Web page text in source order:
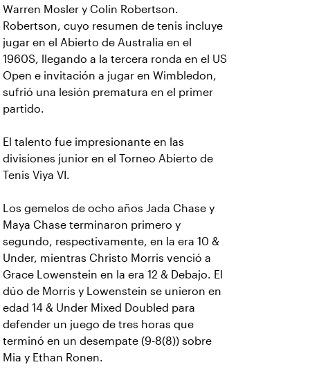
Warren Mosler y Colin Robertson.
Robertson, cuyo resumen de tenis incluye
jugar en el Abierto de Australia en el
1960S, llegando a la tercera ronda en el US
Open e invitación a jugar en Wimbledon,
sufrió una lesión prematura en el primer
partido.
El talento fue impresionante en las
divisiones junior en el Torneo Abierto de
Tenis Viya VI.
Los gemelos de ocho años Jada Chase y
Maya Chase terminaron primero y
segundo, respectivamente, en la era 10 &
Under, mientras Christo Morris venció a
Grace Lowenstein en la era 12 & Debajo. El
dúo de Morris y Lowenstein se unieron en
edad 14 & Under Mixed Doubled para
defender un juego de tres horas que
terminó en un desempate (9-8(8)) sobre
Mia y Ethan Ronen.